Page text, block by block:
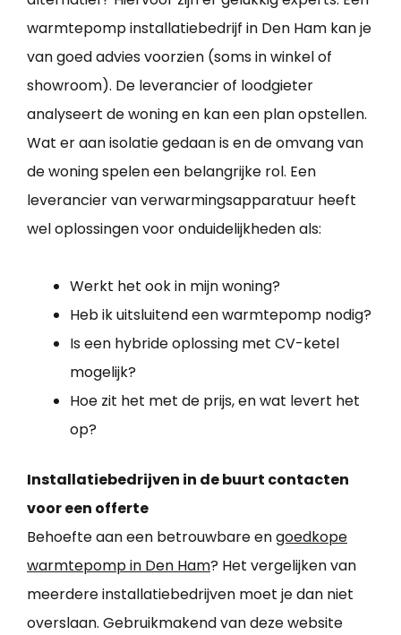
warmtepomp installatiebedrijf in Den Ham kan je
van goed advies voorzien (soms in winkel of
showroom). De leverancier of loodgieter
analyseert de woning en kan een plan opstellen.
Wat er aan isolatie gedaan is en de omvang van
de woning spelen een belangrijke rol. Een
leverancier van verwarmingsapparatuur heeft
wel oplossingen voor onduidelijkheden als:
Werkt het ook in mijn woning?
Heb ik uitsluitend een warmtepomp nodig?
Is een hybride oplossing met CV-ketel
mogelijk?
Hoe zit het met de prijs, en wat levert het
op?
Installatiebedrijven in de buurt contacten
voor een offerte
Behoefte aan een betrouwbare engoedkope
warmtepomp in Den Ham? Het vergelijken van
meerdere installatiebedrijven moet je dan niet
overslaan. Gebruikmakend van deze website